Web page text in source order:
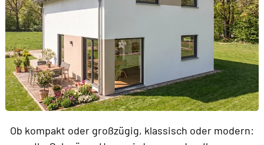
Ob kompakt oder großzügig, klassisch oder modern: